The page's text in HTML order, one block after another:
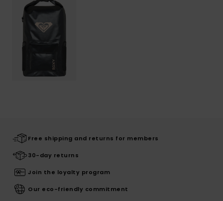
Free shipping and returns for members
30-day returns
Join the loyalty program
Our eco-friendly commitment